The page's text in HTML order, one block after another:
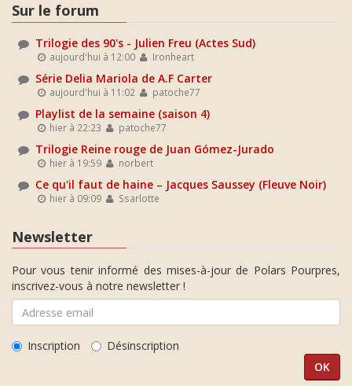
Sur le forum
Trilogie des 90's - Julien Freu (Actes Sud)
aujourd'hui à 12:00 Ironheart
Série Delia Mariola de A.F Carter
aujourd'hui à 11:02 patoche77
Playlist de la semaine (saison 4)
hier à 22:23 patoche77
Trilogie Reine rouge de Juan Gómez-Jurado
hier à 19:59 norbert
Ce qu'il faut de haine – Jacques Saussey (Fleuve Noir)
hier à 09:09 Ssarlotte
Newsletter
Pour vous tenir informé des mises-à-jour de Polars Pourpres,
inscrivez-vous à notre newsletter !
Inscription Désinscription